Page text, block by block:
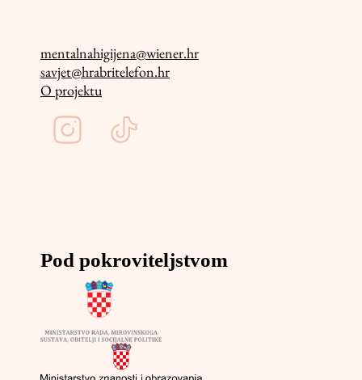
mentalnahigijena@wiener.hr
savjet@hrabritelefon.hr
O projektu
Pod pokroviteljstvom